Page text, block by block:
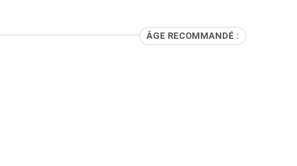
ÂGE RECOMMANDÉ :